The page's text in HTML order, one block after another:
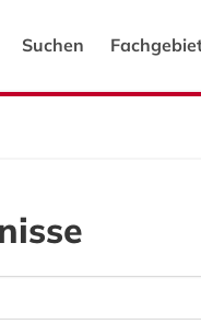
Suchen